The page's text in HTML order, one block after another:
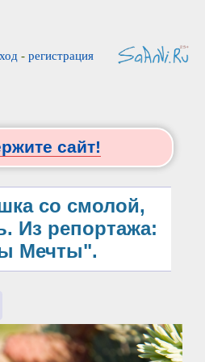
- регистрация
сайт!
со смолой,
Из репортажа:
Мечты".